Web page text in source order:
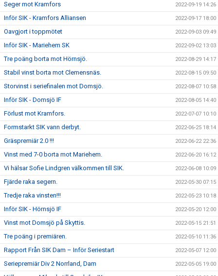
Seger mot Kramfors 2022-09-19 14:26
Inför SIK - Kramfors Alliansen 2022-09-17 18:00
Oavgjort i toppmötet 2022-09-03 09:49
Inför SIK - Mariehem SK 2022-09-02 13:03
Tre poäng borta mot Hörnsjö. 2022-08-29 14:17
Stabil vinst borta mot Clemensnäs. 2022-08-15 09:50
Storvinst i seriefinalen mot Domsjö. 2022-08-07 10:58
Inför SIK - Domsjö IF 2022-08-05 14:40
Förlust mot Kramfors. 2022-07-07 10:10
Formstarkt SIK vann derbyt. 2022-06-25 18:14
Gräspremiär 2.0 !!! 2022-06-22 22:36
Vinst med 7-0 borta mot Mariehem. 2022-06-20 16:12
Vi hälsar Sofie Lindgren välkommen till SIK. 2022-06-08 10:09
Fjärde raka segern. 2022-05-30 07:15
Tredje raka vinsten!!! 2022-05-23 10:18
Inför SIK - Hörnsjö IF 2022-05-20 12:00
Vinst mot Domsjö på Skyttis. 2022-05-15 21:51
Tre poäng i premiären. 2022-05-10 11:36
Rapport Från SIK Dam – Inför Seriestart 2022-05-07 12:00
Seriepremiär Div 2 Norrland, Dam 2022-05-05 19:00